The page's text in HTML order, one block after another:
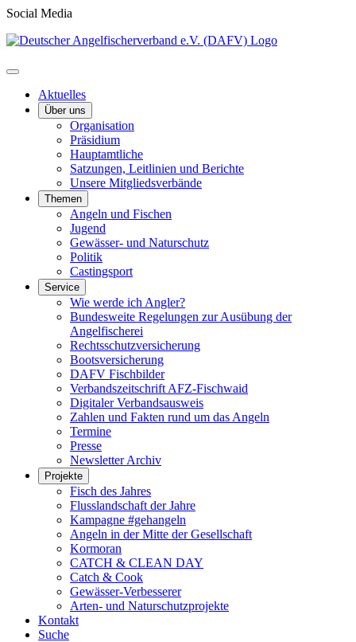
Social Media
Aktuelles
Über uns
Organisation
Präsidium
Hauptamtliche
Satzungen, Leitlinien und Berichte
Unsere Mitgliedsverbände
Themen
Angeln und Fischen
Jugend
Gewässer- und Naturschutz
Politik
Castingsport
Service
Wie werde ich Angler?
Bundesweite Regelungen zur Ausübung der
Angelfischerei
Rechtsschutzversicherung
Bootsversicherung
DAFV Fischbilder
Verbandszeitschrift AFZ-Fischwaid
Digitaler Verbandsausweis
Zahlen und Fakten rund um das Angeln
Termine
Presse
Newsletter Archiv
Projekte
Fisch des Jahres
Flusslandschaft der Jahre
Kampagne #gehangeln
Angeln in der Mitte der Gesellschaft
Kormoran
CATCH & CLEAN DAY
Catch & Cook
Gewässer-Verbesserer
Arten- und Naturschutzprojekte
Kontakt
Suche